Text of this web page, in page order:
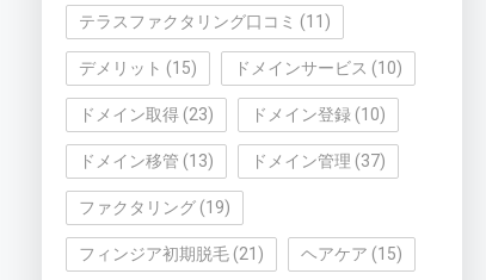
テラスファクタリング口コミ (11)
デメリット (15) ドメインサービス (10)
ドメイン取得(23) ドメイン登録 (10)
ドメイン移管 (13) ドメイン管理 (37)
ファクタリング(19)
フィンジア初期脱毛(21) ヘアケア (15)